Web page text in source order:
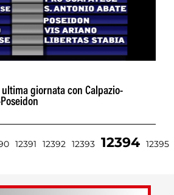
giornata con Calpazio-
12391 12392 12393 12394 12395